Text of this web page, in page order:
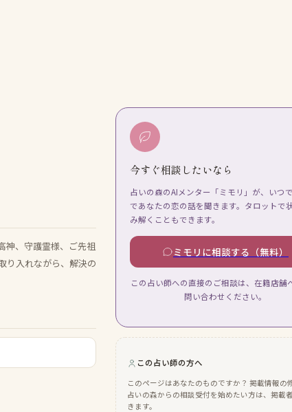
神、守護霊様、ご先祖
り入れながら、解決の
今すぐ相談したいなら
占いの森のAIメンター「ミモリ」が、いつ
であなたの恋の話を聞きます。タロットで
み解くこともできます。
ミモリに相談する（無料）
この占い師への直接のご相談は、在籍店舗
問い合わせください。
この占い師の方へ
このページはあなたのものですか？ 掲載情報の
占いの森からの相談受付を始めたい方は、掲載
きます。